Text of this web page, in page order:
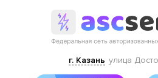
г. Казань улица